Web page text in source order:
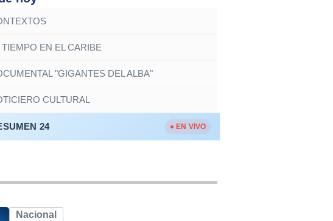
TIEMPO EN EL CARIBE
"GIGANTES DEL ALBA"
CULTURAL
24 ● EN VIVO
Nacional